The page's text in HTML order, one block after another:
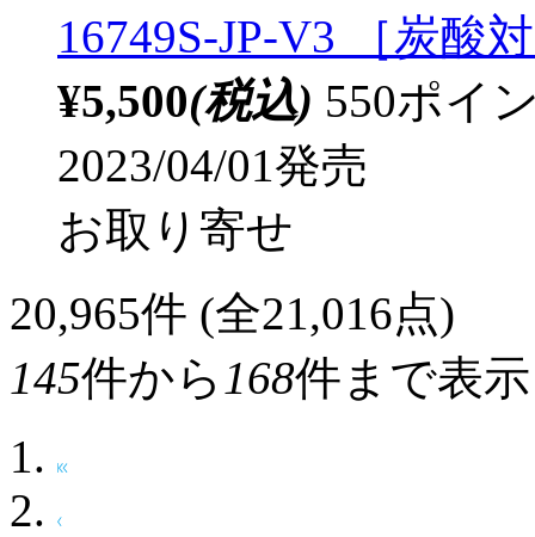
16749S-JP-V3 ［炭酸
¥5,500(税込) 550ポイ
2023/04/01発売
お取り寄せ
20,965件 (全21,016点)
145件から 168件まで表示